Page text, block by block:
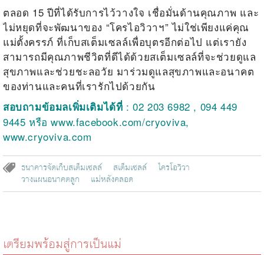
ตลอด 15 ปีที่ได้รับการไว้วางใจ เชื่อมั่นด้านคุณภาพ และ
ไม่หยุดที่จะพัฒนาของ “โครไอวิวาฯ” ไม่ใช่เพียงแค่คุณ
แม่ตั้งครรภ์ ที่เก็บสเต็มเซลล์เพื่อบุตรอีกต่อไป แต่เรายัง
สามารถมีคุณภาพชีวิตที่ดีได้ด้วยสเต็มเซลล์ที่จะช่วยดูแล
สุขภาพและช่วยชะลอวัย มาร่วมดูแลสุขภาพและอนาคต
ของท่านและคนที่เรารักไปด้วยกัน
สอบถามข้อมลเพิ่มเติมได้ที่ : 02 203 6982 , 094 449
9445 หรือwww.facebook.com/cryoviva,
www.cryoviva.com
ธนาคารจัดเก็บสเต็มเซลล์ สเต็มเซลล์
ไครโอวิวา
วางแผนอนาคตลูก
แม่หลังคลอด
เตรียมพร้อมสู่การเป็นแม่